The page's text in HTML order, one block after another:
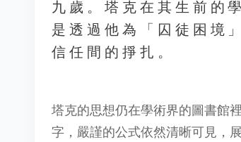
九歲。塔克在其生前的
是透過他為「囚徒困境
信任間的掙扎。
塔克的思想仍在學術界的圖書館
字，嚴謹的公式依然清晰可見，